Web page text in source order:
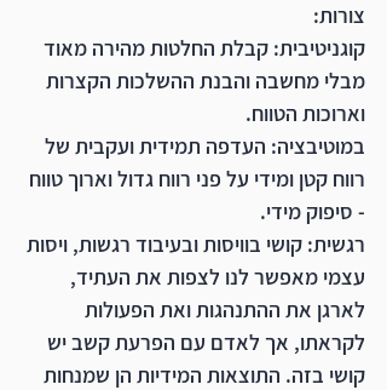
צורות:
קוגניטיבית: קבלת החלטות מהירה מאוד
מבלי מחשבה והבנת ההשלכות הקצרות
וארוכות הטווח.
במוטיבציה: העדפה תמידית ועקבית של
רווח קטן ומידי על פני רווח גדול וארוך טווח
- סיפוק מידי.
רגשית: קושי בוויסות ובעיבוד רגשות, ויסות
עצמי מאפשר לנו לצפות את העתיד,
לארגן את ההתנהגות ואת הפעולות
לקראתו, אך לאדם עם הפרעת קשב יש
קושי בזה. התוצאות המידיות הן שמנחות